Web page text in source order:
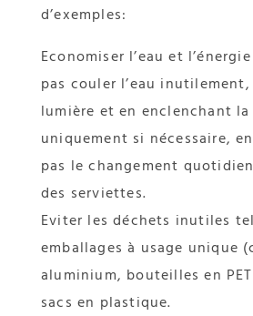
d’exemples:
Economiser l’eau et
pas couler l’eau
lumière et en enclenchant
uniquement si nécessaire,
pas le changement
des serviettes.
Eviter les déchets inutiles
emballages à usage unique
aluminium, bouteilles en
sacs en plastique.